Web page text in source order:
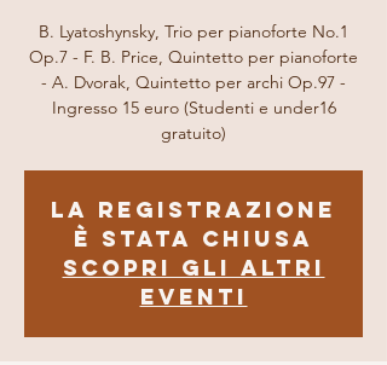
B. Lyatoshynsky, Trio per pianoforte No.1
Op.7 - F. B. Price, Quintetto per pianoforte
- A. Dvorak, Quintetto per archi Op.97 -
Ingresso 15 euro (Studenti e under16
gratuito)
La registrazione
è stata chiusa
Scopri gli altri
eventi